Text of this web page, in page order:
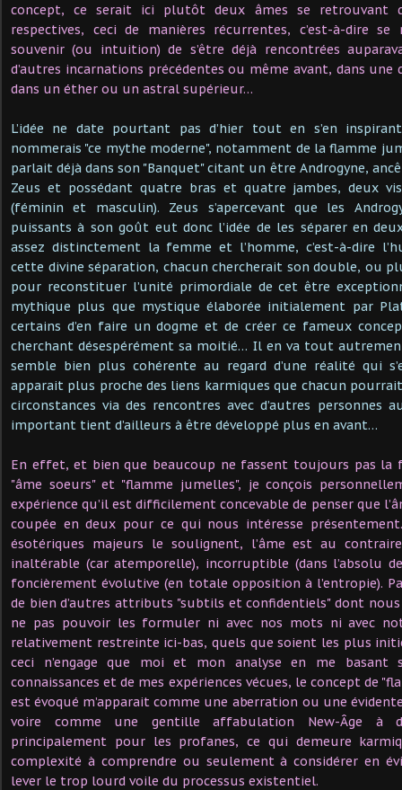
concept, ce serait ici plutôt deux âmes se retrouvant
respectives, ceci de manières récurrentes, c’est-à-dire
souvenir (ou intuition) de s’être déjà rencontrées
d’autres incarnations précédentes ou même avant, dans
dans un éther ou un astral supérieur…
L’idée ne date pourtant pas d’hier tout en s’en
nommerais "ce mythe moderne", notamment de la flamme
parlait déjà dans son "Banquet" citant un être Androgyne,
Zeus et possédant quatre bras et quatre jambes, deux
(féminin et masculin). Zeus s’apercevant que les
puissants à son goût eut donc l’idée de les séparer en
assez distinctement la femme et l’homme, c’est-à-dire
cette divine séparation, chacun chercherait son double, ou
pour reconstituer l’unité primordiale de cet être
mythique plus que mystique élaborée initialement par
certains d’en faire un dogme et de créer ce fameux
cherchant désespérément sa moitié… Il en va tout
semble bien plus cohérente au regard d’une réalité qui
apparait plus proche des liens karmiques que chacun
circonstances via des rencontres avec d’autres personnes
important tient d’ailleurs à être développé plus en avant…
En effet, et bien que beaucoup ne fassent toujours pas la
"âme soeurs" et "flamme jumelles", je conçois
expérience qu’il est difficilement concevable de penser que
coupée en deux pour ce qui nous intéresse
ésotériques majeurs le soulignent, l’âme est au
inaltérable (car atemporelle), incorruptible (dans l’absolu
foncièrement évolutive (en totale opposition à l’entropie).
de bien d’autres attributs "subtils et confidentiels" dont
ne pas pouvoir les formuler ni avec nos mots ni avec
relativement restreinte ici-bas, quels que soient les plus
ceci n’engage que moi et mon analyse en me basant
connaissances et de mes expériences vécues, le concept de
est évoqué m’apparait comme une aberration ou une
voire comme une gentille affabulation New-Âge à
principalement pour les profanes, ce qui demeure
complexité à comprendre ou seulement à considérer en
lever le trop lourd voile du processus existentiel.